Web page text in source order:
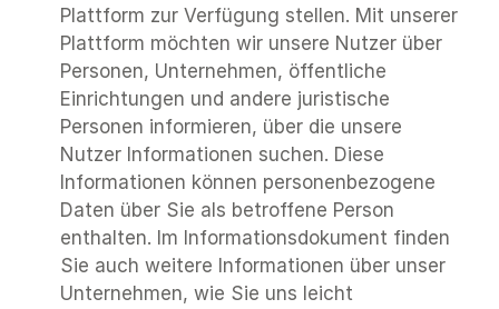
Plattform zur Verfügung stellen. Mit unserer
Plattform möchten wir unsere Nutzer über
Personen, Unternehmen, öffentliche
Einrichtungen und andere juristische
Personen informieren, über die unsere
Nutzer Informationen suchen. Diese
Informationen können personenbezogene
Daten über Sie als betroffene Person
enthalten. Im Informationsdokument finden
Sie auch weitere Informationen über unser
Unternehmen, wie Sie uns leicht